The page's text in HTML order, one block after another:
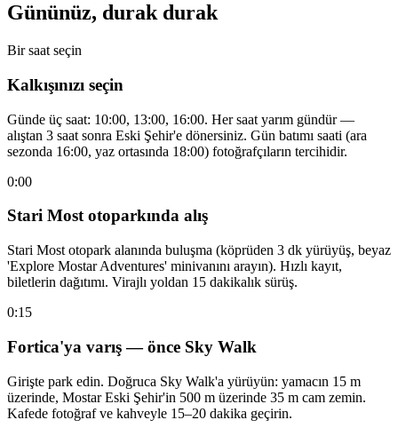
Gününüz, durak durak
Bir saat seçin
Kalkışınızı seçin
Günde üç saat: 10:00, 13:00, 16:00. Her saat yarım gündür —
alıştan 3 saat sonra Eski Şehir'e dönersiniz. Gün batımı saati (ara
sezonda 16:00, yaz ortasında 18:00) fotoğrafçıların tercihidir.
0:00
Stari Most otoparkında alış
Stari Most otopark alanında buluşma (köprüden 3 dk yürüyüş, beyaz
'Explore Mostar Adventures' minivanını arayın). Hızlı kayıt,
biletlerin dağıtımı. Virajlı yoldan 15 dakikalık sürüş.
0:15
Fortica'ya varış — önce Sky Walk
Girişte park edin. Doğruca Sky Walk'a yürüyün: yamacın 15 m
üzerinde, Mostar Eski Şehir'in 500 m üzerinde 35 m cam zemin.
Kafede fotoğraf ve kahveyle 15–20 dakika geçirin.